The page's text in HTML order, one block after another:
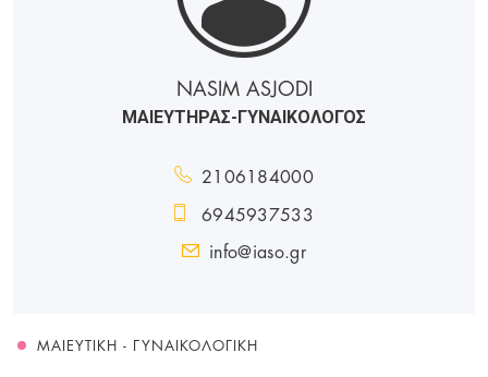
NASIM ASJODI
ΜΑΙΕΥΤΗΡΑΣ-ΓΥΝΑΙΚΟΛΟΓΟΣ
2106184000
6945937533
info@iaso.gr
ΜΑΙΕΥΤΙΚΉ - ΓΥΝΑΙΚΟΛΟΓΙΚΉ